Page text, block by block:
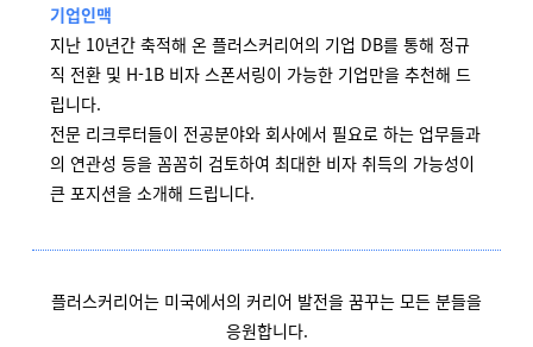
기업인맥
지난 10년간 축적해 온 플러스커리어의 기업 DB를 통해 정규
직 전환 및 H-1B 비자 스폰서링이 가능한 기업만을 추천해 드
립니다.
전문 리크루터들이 전공분야와 회사에서 필요로 하는 업무들과
의 연관성 등을 꼼꼼히 검토하여 최대한 비자 취득의 가능성이
큰 포지션을 소개해 드립니다.
플러스커리어는 미국에서의 커리어 발전을 꿈꾸는 모든 분들을
응원합니다.